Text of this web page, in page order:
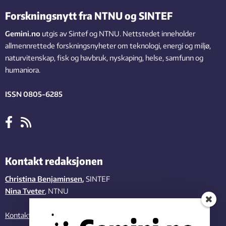
Forskningsnytt fra NTNU og SINTEF
Gemini.no utgis av Sintef og NTNU. Nettstedet inneholder
allmennrettede forskningsnyheter om teknologi, energi og miljø,
naturvitenskap, fisk og havbruk, nyskaping, helse, samfunn og
humaniora.
ISSN 0805-6285
Kontakt redaksjonen
Christina Benjaminsen, SINTEF
Nina Tveter, NTNU
Kontakt oss